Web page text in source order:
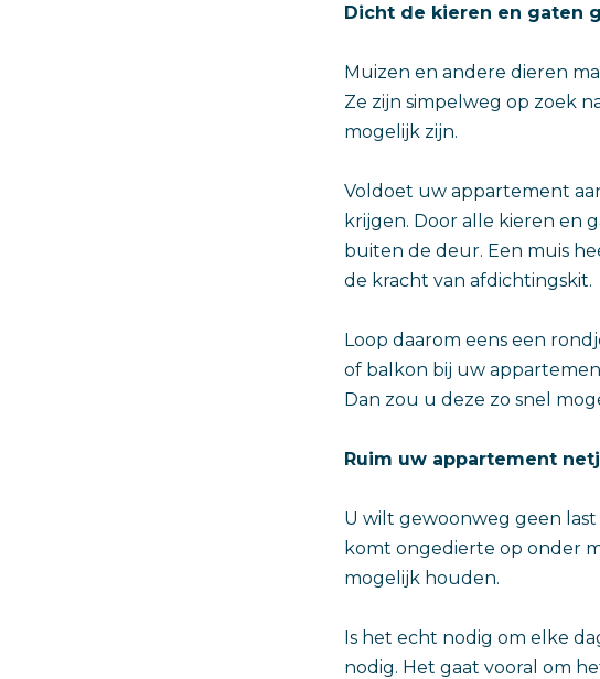
Dicht de kieren en gaten
Muizen en andere dieren
Ze zijn simpelweg op zoek
mogelijk zijn.
Voldoet uw appartement
krijgen. Door alle kieren en
buiten de deur. Een muis
de kracht van afdichtingskit.
Loop daarom eens een
of balkon bij uw
Dan zou u deze zo snel
Ruim uw appartement
U wilt gewoonweg geen
komt ongedierte op onder
mogelijk houden.
Is het echt nodig om elke
nodig. Het gaat vooral om